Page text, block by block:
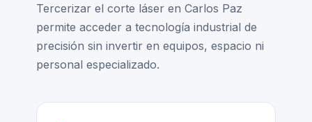
Tercerizar el corte láser en Carlos Paz
permite acceder a tecnología industrial de
precisión sin invertir en equipos, espacio ni
personal especializado.